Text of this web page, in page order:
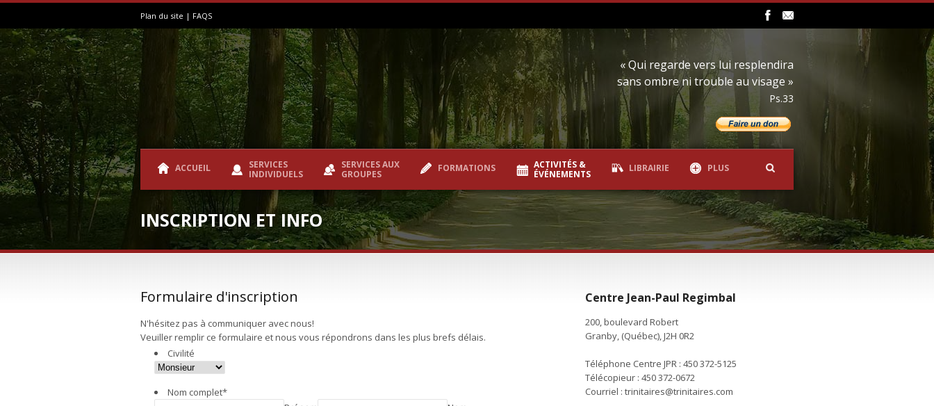
Plan du site | FAQS
« Qui regarde vers lui resplendira
sans ombre ni trouble au visage »
Ps.33
ACCUEIL
SERVICES
INDIVIDUELS
SERVICES AUX
GROUPES
FORMATIONS
ACTIVITÉS &
ÉVÉNEMENTS
LIBRAIRIE PLUS
INSCRIPTION ET INFO
Formulaire d'inscription
N'hésitez pas à communiquer avec nous!
Veuiller remplir ce formulaire et nous vous répondrons dans les plus brefs délais.
Civilité
Nom complet*
Centre Jean-Paul Regimbal
200, boulevard Robert
Granby, (Québec), J2H 0R2
Téléphone Centre JPR : 450 372-5125
Télécopieur : 450 372-0672
Courriel : trinitaires@trinitaires.com